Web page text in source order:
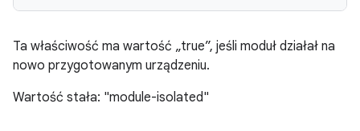
Ta właściwość ma wartość „true”, jeśli moduł działał na
nowo przygotowanym urządzeniu.
Wartość stała: "module-isolated"